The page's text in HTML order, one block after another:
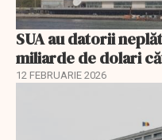
SUA au datorii
miliarde de dolari
12 FEBRUARIE 2026